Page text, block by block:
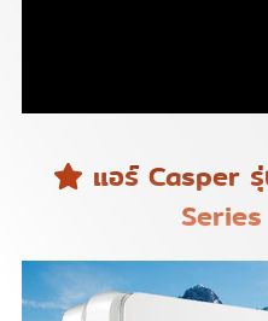
แอร์ Casper